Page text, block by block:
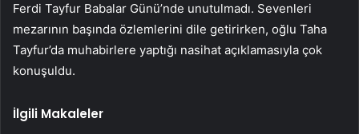
Ferdi Tayfur Babalar Günü’nde unutulmadı. Sevenleri
mezarının başında özlemlerini dile getirirken, oğlu Taha
Tayfur’da muhabirlere yaptığı nasihat açıklamasıyla çok
konuşuldu.
İlgili Makaleler